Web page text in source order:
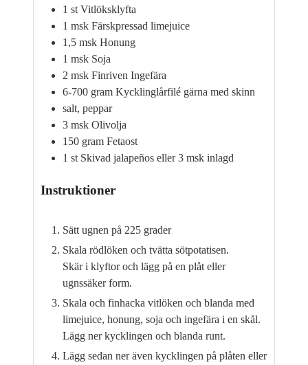
1 st Vitlöksklyfta
1 msk Färskpressad limejuice
1,5 msk Honung
1 msk Soja
2 msk Finriven Ingefära
6-700 gram Kycklinglårfilé gärna med skinn
salt, peppar
3 msk Olivolja
150 gram Fetaost
1 st Skivad jalapeños eller 3 msk inlagd
Instruktioner
Sätt ugnen på 225 grader
Skala rödlöken och tvätta sötpotatisen.
Skär i klyftor och lägg på en plåt eller
ugnssäker form.
Skala och finhacka vitlöken och blanda med
limejuice, honung, soja och ingefära i en skål.
Lägg ner kycklingen och blanda runt.
Lägg sedan ner även kycklingen på plåten eller